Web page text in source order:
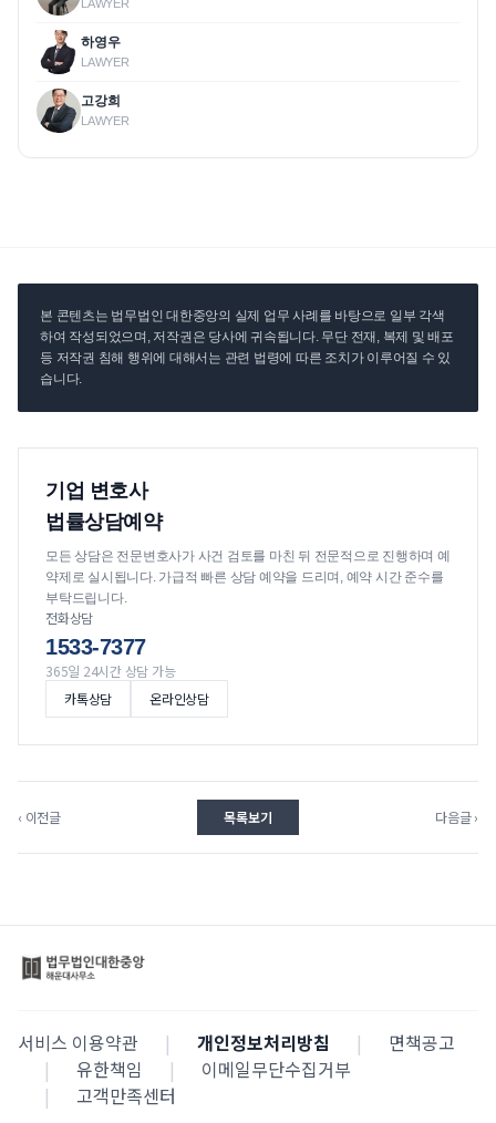
LAWYER
하영우
LAWYER
고강희
LAWYER
본 콘텐츠는 법무법인 대한중앙의 실제 업무 사례를 바탕으로 일부 각색
하여 작성되었으며, 저작권은 당사에 귀속됩니다. 무단 전재, 복제 및 배포
등 저작권 침해 행위에 대해서는 관련 법령에 따른 조치가 이루어질 수 있
습니다.
기업 변호사
법률상담예약
모든 상담은 전문변호사가 사건 검토를 마친 뒤 전문적으로 진행하며 예
약제로 실시됩니다. 가급적 빠른 상담 예약을 드리며, 예약 시간 준수를
부탁드립니다.
전화상담
1533-7377
365일 24시간 상담 가능
카톡상담
온라인상담
‹ 이전글 목록보기 다음글 ›
서비스 이용약관 | 개인정보처리방침 |
면책공고
|
유한책임 |
이메일무단수집거부
|
고객만족센터